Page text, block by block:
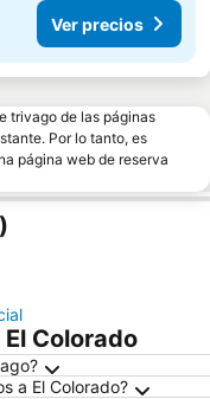
Ver precios
trivago de las páginas
Por lo tanto, es
página web de reserva
Colorado
a El Colorado?